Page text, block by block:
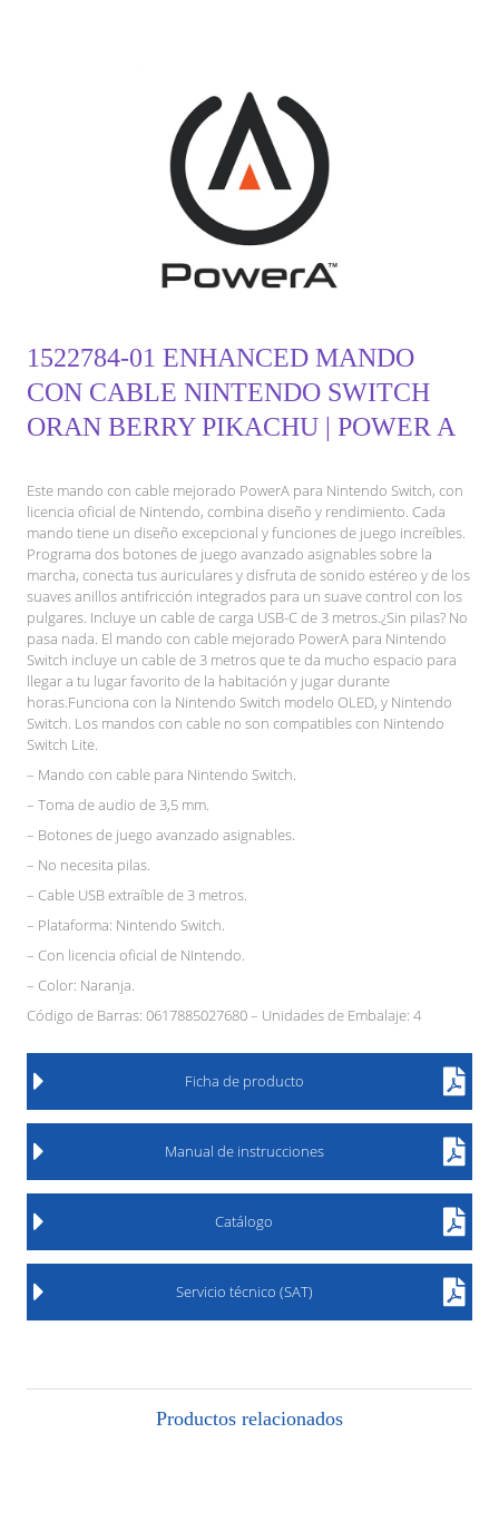
1522784-01 ENHANCED MANDO
CON CABLE NINTENDO SWITCH
ORAN BERRY PIKACHU | POWER A
Este mando con cable mejorado PowerA para Nintendo Switch, con
licencia oficial de Nintendo, combina diseño y rendimiento. Cada
mando tiene un diseño excepcional y funciones de juego increíbles.
Programa dos botones de juego avanzado asignables sobre la
marcha, conecta tus auriculares y disfruta de sonido estéreo y de los
suaves anillos antifricción integrados para un suave control con los
pulgares. Incluye un cable de carga USB-C de 3 metros.¿Sin pilas? No
pasa nada. El mando con cable mejorado PowerA para Nintendo
Switch incluye un cable de 3 metros que te da mucho espacio para
llegar a tu lugar favorito de la habitación y jugar durante
horas.Funciona con la Nintendo Switch modelo OLED, y Nintendo
Switch. Los mandos con cable no son compatibles con Nintendo
Switch Lite.
– Mando con cable para Nintendo Switch.
– Toma de audio de 3,5 mm.
– Botones de juego avanzado asignables.
– No necesita pilas.
– Cable USB extraíble de 3 metros.
– Plataforma: Nintendo Switch.
– Con licencia oficial de NIntendo.
– Color: Naranja.
Código de Barras: 0617885027680 – Unidades de Embalaje: 4
Ficha de producto
Manual de instrucciones
Catálogo
Servicio técnico (SAT)
Productos relacionados